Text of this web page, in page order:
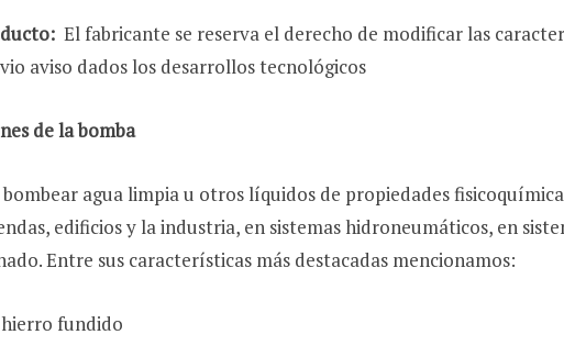
El fabricante se reserva el derecho de modificar las
aviso dados los desarrollos tecnológicos
de la bomba
agua limpia u otros líquidos de propiedades
edificios y la industria, en sistemas hidroneumáticos, en
Entre sus características más destacadas mencionamos:
fundido